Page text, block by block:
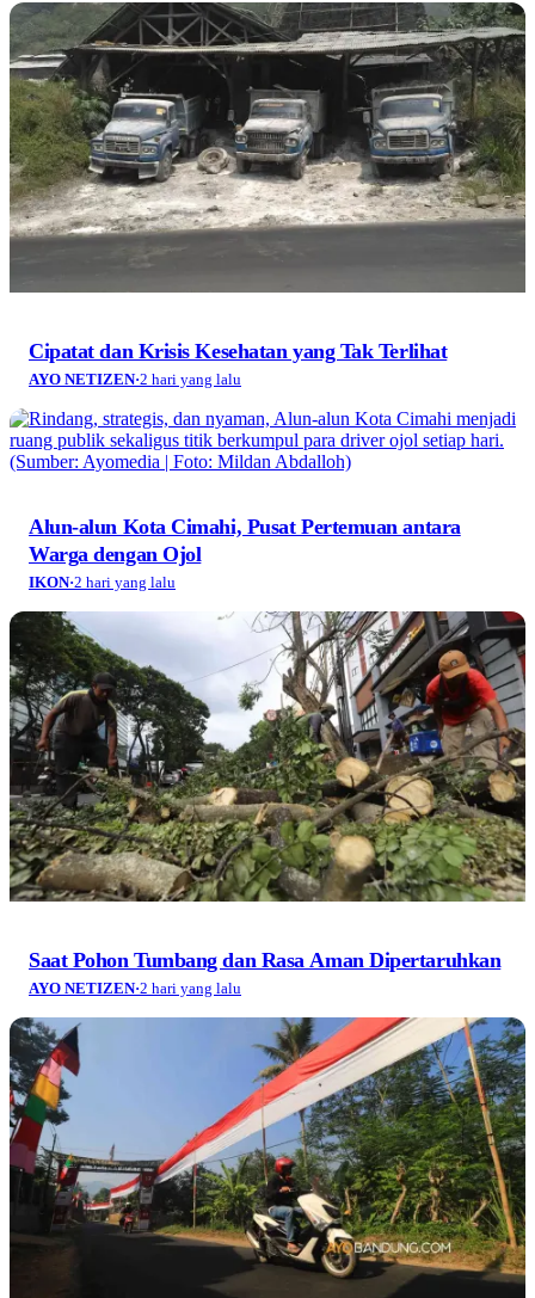
Cipatat dan Krisis Kesehatan yang Tak Terlihat
AYO NETIZEN·2 hari yang lalu
Alun-alun Kota Cimahi, Pusat Pertemuan antara
Warga dengan Ojol
IKON·2 hari yang lalu
Saat Pohon Tumbang dan Rasa Aman Dipertaruhkan
AYO NETIZEN·2 hari yang lalu